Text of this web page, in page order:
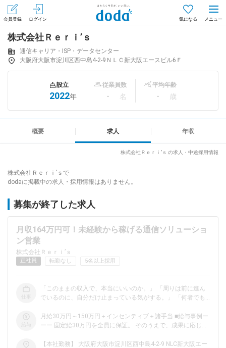
会員登録 ログイン 気になる
会員登録（無料）
はじめてdodaをご利用される方へ
求人を紹介してもらう
専門サイト
dodaチャットサポート
対応時間：10:00～22:00(日曜・年末年始を除く)
自動案内は24時間365日対応
dodaの使い方は？
今の仕事を続けるべき？
ヘルプ サイトマップ
株式会社Ｒｅｒｉ’ｓ
通信キャリア・ISP・データセンター
大阪府大阪市淀川区西中島4-2-9ＮＬＣ新大阪エースビル6Ｆ
設立
2022年
従業員数
- 名
平均年齢
- 歳
概要 求人 年収
株式会社Ｒｅｒｉ’ｓ の求人・中途採用情報
株式会社Ｒｅｒｉ’ｓで
dodaに掲載中の求人・採用情報はありません。
募集が終了した求人
月収164万円可！未経験から稼げる通信ソリューショ
ン営業
株式会社Ｒｅｒｉ’ｓ
正社員 転勤なし 5名以上採用
「このままの収入で、本当にいいのか。」 「周りは前に進ん
でいるのに、自分だけ止まっている気がする。」 「何者でも
円を実現した社員もいます。 必要なのは、学歴や経験ではな
く、 「将来の為に」「自分を変えたい」という気持ちです。
インターネット関連で困っているお客様に 最適なプランをご
月給30万円～150万円＋インセンティブ＋諸手当 ■給与事例ー
ーー 固定給30万円を全員に保証。 そのうえで、成果に応じた
ク別還元システム」により、最大で利益の50%を還元。 【実
【本社勤務】 大阪府大阪市淀川区西中島4-2-9 NLC新大阪エー